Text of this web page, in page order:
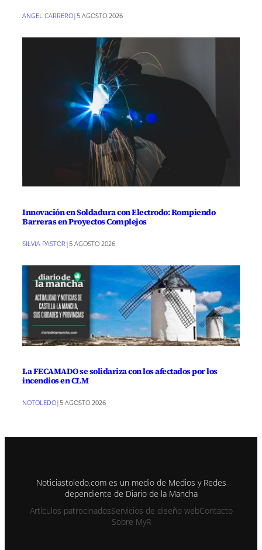
ANGEL CARRERO| 5 AGOSTO 2026
Innovación en Soldadura con Electrodo: Rompiendo
Barreras en Proyectos Complejos
SILVIA PASTOR |5 AGOSTO 2026
La FECAMADO se solidariza con los afectados por los
incendios en CLM
NOTOLEDO|5 AGOSTO 2026
Noticiastoledo.com es un medio de Medios y Redes
dependiente de Diario de la Mancha
Artículos patrocinadosServicios de diseño webContacto
Sobre MyR